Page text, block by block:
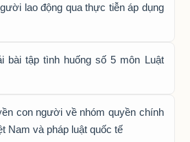
lao động qua thực tiễn áp dụng
bài tập tình huống số 5 môn Luật
con người về nhóm quyền chính
Nam và pháp luật quốc tế